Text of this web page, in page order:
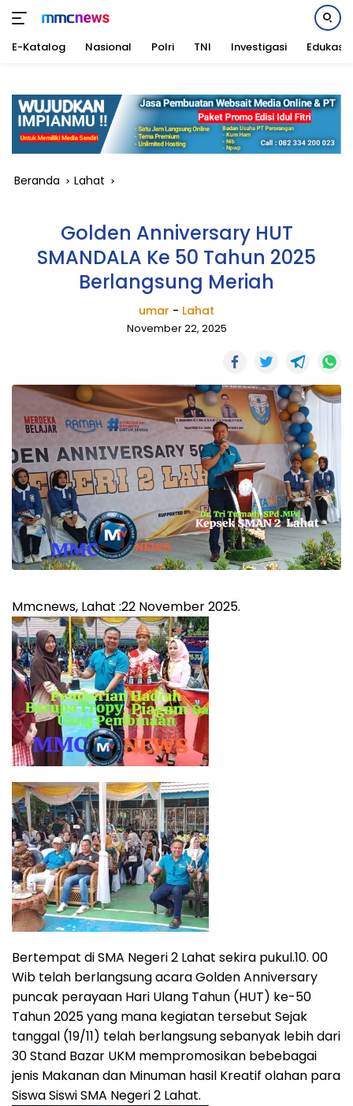
konten
E-Katalog Nasional Polri TNI Investigasi Edukasi
Beranda Lahat
Golden Anniversary HUT
SMANDALA Ke 50 Tahun 2025
Berlangsung Meriah
umar - Lahat
November 22, 2025
Mmcnews, Lahat :22 November 2025.
Bertempat di SMA Negeri 2 Lahat sekira pukul.10. 00
Wib telah berlangsung acara Golden Anniversary
puncak perayaan Hari Ulang Tahun (HUT) ke-50
Tahun 2025 yang mana kegiatan tersebut Sejak
tanggal (19/11) telah berlangsung sebanyak lebih dari
30 Stand Bazar UKM mempromosikan bebebagai
jenis Makanan dan Minuman hasil Kreatif olahan para
Siswa Siswi SMA Negeri 2 Lahat.